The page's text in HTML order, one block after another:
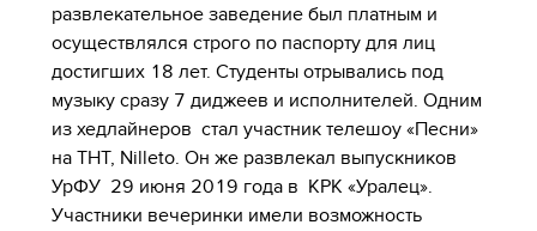
развлекательное заведение был платным и
осуществлялся строго по паспорту для лиц
достигших 18 лет. Студенты отрывались под
музыку сразу 7 диджеев и исполнителей. Одним
из хедлайнеров стал участник телешоу «Песни»
на ТНТ, Nilleto. Он же развлекал выпускников
УрФУ 29 июня 2019 года в КРК «Уралец».
Участники вечеринки имели возможность